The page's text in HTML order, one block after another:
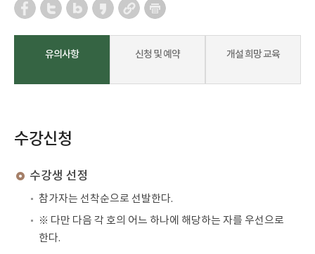
유의사항 신청 및 예약 개설 희망 교육
수강신청
수강생 선정
참가자는 선착순으로 선발한다.
※ 다만 다음 각 호의 어느 하나에 해당하는 자를 우선으로
한다.